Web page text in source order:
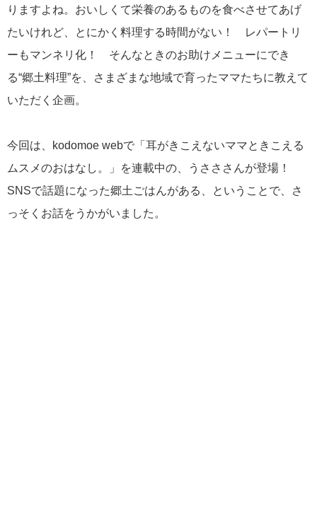
りますよね。おいしくて栄養のあるものを食べさせてあげ
たいけれど、とにかく料理する時間がない！ レパートリ
ーもマンネリ化！ そんなときのお助けメニューにでき
る“郷土料理”を、さまざまな地域で育ったママたちに教えて
いただく企画。
今回は、kodomoe webで「耳がきこえないママときこえる
ムスメのおはなし。」を連載中の、うさささんが登場！
SNSで話題になった郷土ごはんがある、ということで、さ
っそくお話をうかがいました。